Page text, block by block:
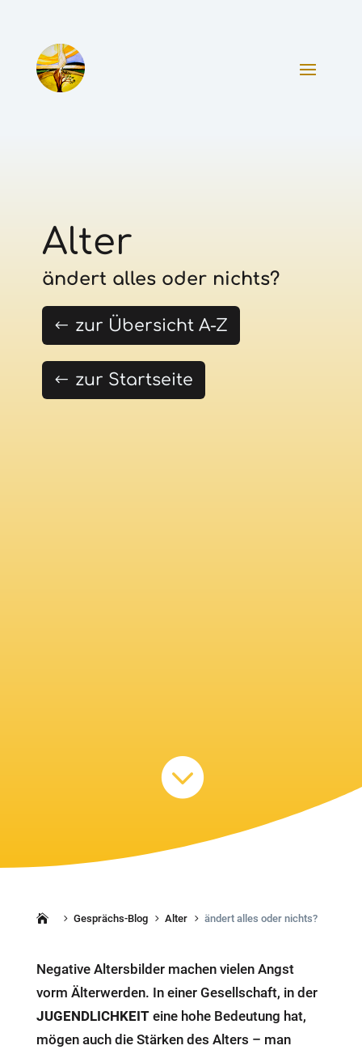
Alter
ändert alles oder nichts?
zur Übersicht A-Z
zur Startseite

5 Gesprächs-Blog 5 Alter 5 ändert alles oder nichts?
Negative Altersbilder machen vielen Angst
vorm Älterwerden. In einer Gesellschaft, in der
JUGENDLICHKEITeine hohe Bedeutung hat,
mögen auch die Stärken des Alters – man